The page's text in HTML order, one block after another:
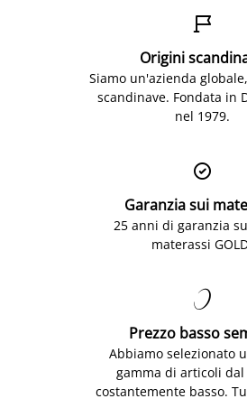

Origini
Siamo un'azienda
scandinave. Fondata in
nel 1979.

Garanzia sui
25 anni di garanzia
materassi

Prezzo basso
Abbiamo selezionato
gamma di articoli dal
costantemente basso.